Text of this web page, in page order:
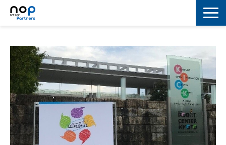
マーケティング
セキュリティ
IoT
コラボレーション